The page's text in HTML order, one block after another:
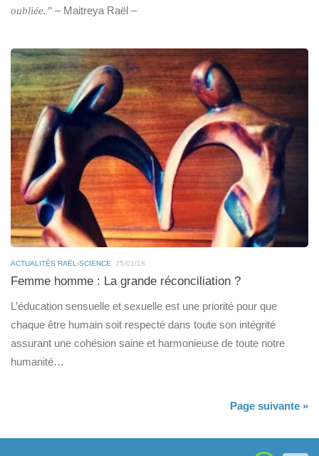
oubliée.” – Maitreya Raël –
ACTUALITÉS RAËL-SCIENCE 25/01/18
Femme homme : La grande réconciliation ?
L’éducation sensuelle et sexuelle est une priorité pour que
chaque être humain soit respecté dans toute son intégrité
assurant une cohésion saine et harmonieuse de toute notre
humanité…
Page suivante »